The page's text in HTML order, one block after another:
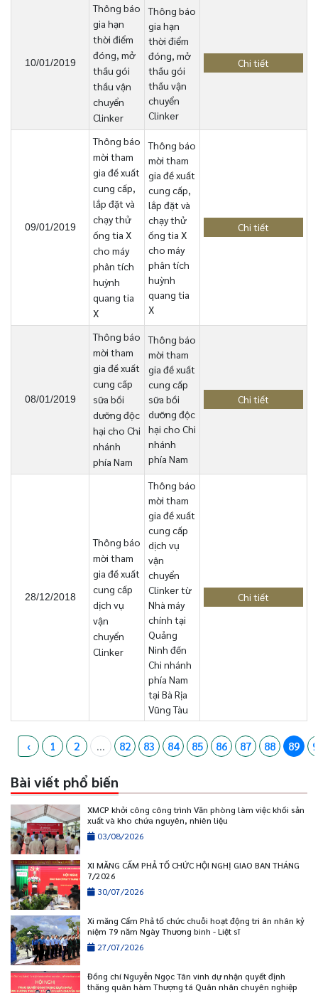
10/01/2019
Thông báo
gia hạn
thời điểm
đóng, mở
thầu gói
thầu vận
chuyển
Clinker
Thông báo
gia hạn
thời điểm
đóng, mở
thầu gói
thầu vận
chuyển
Clinker
Chi tiết
09/01/2019
Thông báo
mời tham
gia đề xuất
cung cấp,
lắp đặt và
chạy thử
ống tia X
cho máy
phân tích
huỳnh
quang tia
X
Thông báo
mời tham
gia đề xuất
cung cấp,
lắp đặt và
chạy thử
ống tia X
cho máy
phân tích
huỳnh
quang tia
X
Chi tiết
08/01/2019
Thông báo
mời tham
gia đề xuất
cung cấp
sữa bồi
dưỡng độc
hại cho Chi
nhánh
phía Nam
Thông báo
mời tham
gia đề xuất
cung cấp
sữa bồi
dưỡng độc
hại cho Chi
nhánh
phía Nam
Chi tiết
28/12/2018
Thông báo
mời tham
gia đề xuất
cung cấp
dịch vụ
vận
chuyển
Clinker
Thông báo
mời tham
gia đề xuất
cung cấp
dịch vụ
vận
chuyển
Clinker từ
Nhà máy
chính tại
Quảng
Ninh đến
Chi nhánh
phía Nam
tại Bà Rịa
Vũng Tàu
Chi tiết
‹ 1 2 ... 82 83 84 85 86 87 88 89
Bài viết phổ biến
XMCP khởi công công trình Văn phòng làm việc khối sản
xuất và kho chứa nguyên, nhiên liệu
03/08/2026
XI MĂNG CẨM PHẢ TỔ CHỨC HỘI NGHỊ GIAO BAN THÁNG
7/2026
30/07/2026
Xi măng Cẩm Phả tổ chức chuỗi hoạt động tri ân nhân kỷ
niệm 79 năm Ngày Thương binh - Liệt sĩ
27/07/2026
Đồng chí Nguyễn Ngọc Tân vinh dự nhận quyết định
thăng quân hàm Thượng tá Quân nhân chuyên nghiệp